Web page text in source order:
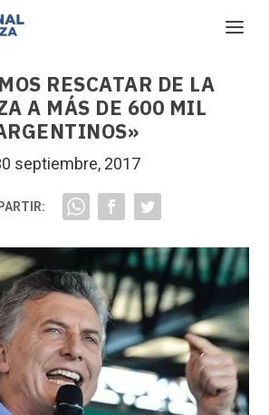
RESCATAR DE LA
A MÁS DE 600 MIL
septiembre, 2017